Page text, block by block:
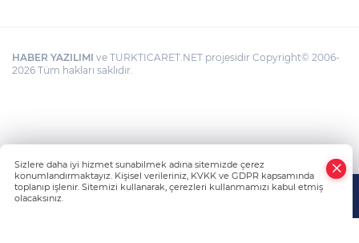
HABER YAZILIMI ve TURKTICARET.NET projesidir Copyright© 2006-
2026 Tüm hakları saklıdır.
Sizlere daha iyi hizmet sunabilmek adına sitemizde çerez
konumlandırmaktayız. Kişisel verileriniz, KVKK ve GDPR kapsamında
toplanıp işlenir. Sitemizi kullanarak, çerezleri kullanmamızı kabul etmiş
olacaksınız.